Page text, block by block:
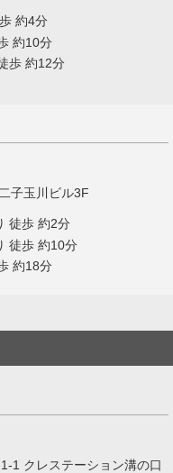
約4分
約10分
歩 約12分
子玉川ビル3F
徒歩 約2分
徒歩 約10分
約18分
1 クレステーション溝の口